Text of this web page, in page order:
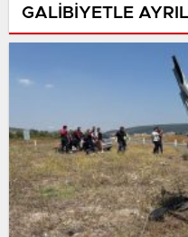
GALİBİYETLE